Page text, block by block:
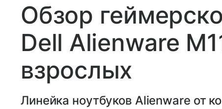
Обзор
Dell Alienware
взрослых
Линейка ноутбуков Alienware от